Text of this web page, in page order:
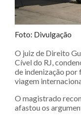
Foto: Divulgação
O juiz de Direito
Cível do RJ,
de indenização por
viagem
O magistrado
afastou os